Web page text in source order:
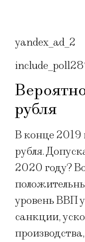
yandex_ad_2
рубля
В конце 2019
рубля.
2020 году?
уровень ВВП
санкции,